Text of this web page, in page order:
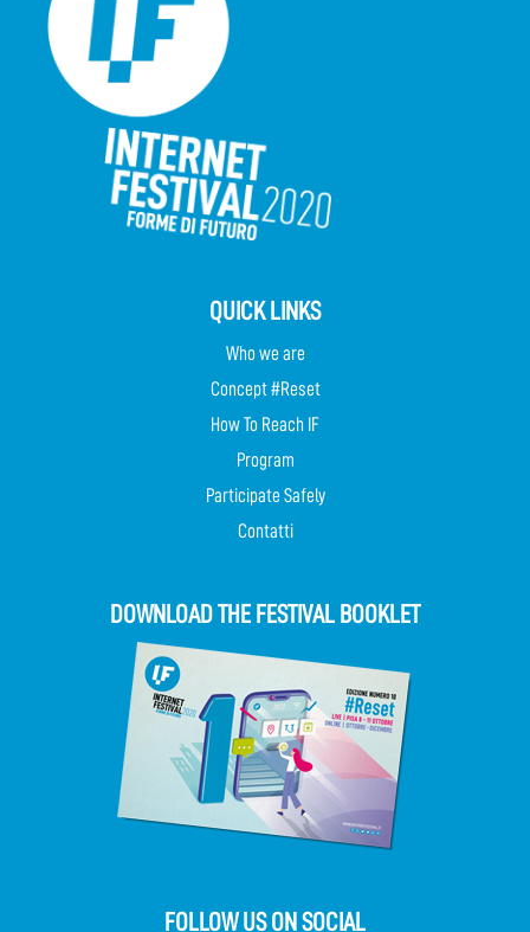
QUICK LINKS
Who we are
Concept #Reset
How To Reach IF
Program
Participate Safely
Contatti
DOWNLOAD THE FESTIVAL BOOKLET
FOLLOW US ON SOCIAL